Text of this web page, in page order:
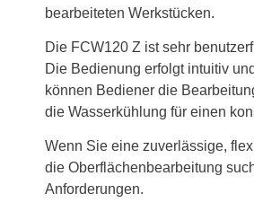
bearbeiteten Werkstücken.
Die FCW120 Z ist sehr
Die Bedienung erfolgt intuitiv
können Bediener die
die Wasserkühlung für einen
Wenn Sie eine zuverlässige,
die Oberflächenbearbeitung
Anforderungen.